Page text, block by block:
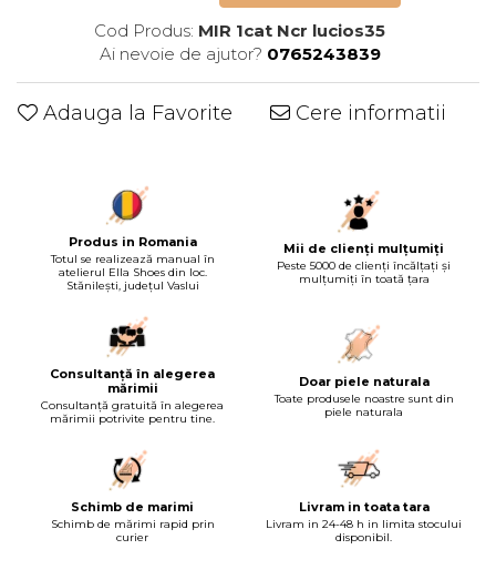
Cod Produs: MIR 1cat Ncr lucios35
Ai nevoie de ajutor? 0765243839
Adauga la Favorite Cere informatii
Produs in Romania
Totul se realizează manual în
atelierul Ella Shoes din loc.
Stănilești, județul Vaslui
Mii de clienți mulțumiți
Peste 5000 de clienți încălțați și
mulțumiți în toată țara
Consultanță în alegerea
mărimii
Consultanță gratuită în alegerea
mărimii potrivite pentru tine.
Doar piele naturala
Toate produsele noastre sunt din
piele naturala
Schimb de marimi
Schimb de mărimi rapid prin
curier
Livram in toata tara
Livram in 24-48 h in limita stocului
disponibil.